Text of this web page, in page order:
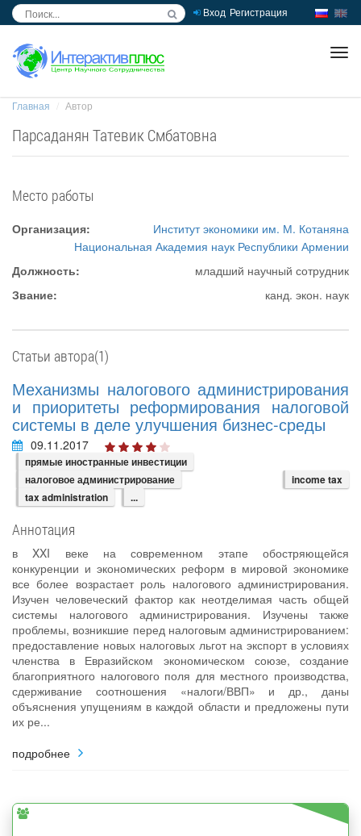
Вход Регистрация
Главная Автор
Парсаданян Татевик Смбатовна
Место работы
Организация:
Институт экономики им. М. Котаняна
Национальная Академия наук Республики Армении
Должность:
младший научный сотрудник
Звание:
канд. экон. наук
Статьи автора(1)
Механизмы налогового администрирования
и приоритеты реформирования налоговой
системы в деле улучшения бизнес-среды
09.11.2017
прямые иностранные инвестиции
налоговое администрирование
income tax
tax administration
...
Аннотация
в XXI веке на современном этапе обостряющейся
конкуренции и экономических реформ в мировой экономике
все более возрастает роль налогового администрирования.
Изучен человеческий фактор как неотделимая часть общей
системы налогового администрирования. Изучены также
проблемы, возникшие перед налоговым администрированием:
предоставление новых налоговых льгот на экспорт в условиях
членства в Евразийском экономическом союзе, создание
благоприятного налогового поля для местного производства,
сдерживание соотношения «налоги/ВВП» и др., даны
объяснения упущениям в каждой области и предложены пути
их ре...
подробнее